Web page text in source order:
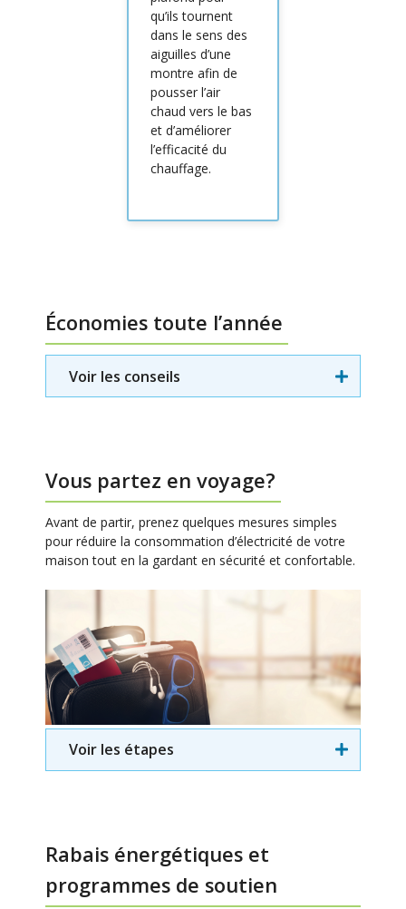
qu’ils tournent
dans le sens des
aiguilles d’une
montre afin de
pousser l’air
chaud vers le bas
et d’améliorer
l’efficacité du
chauffage.
Économies toute l’année
Voir les conseils
Vous partez en voyage?
Avant de partir, prenez quelques mesures simples
pour réduire la consommation d’électricité de votre
maison tout en la gardant en sécurité et confortable.
Voir les étapes
Rabais énergétiques et
programmes de soutien